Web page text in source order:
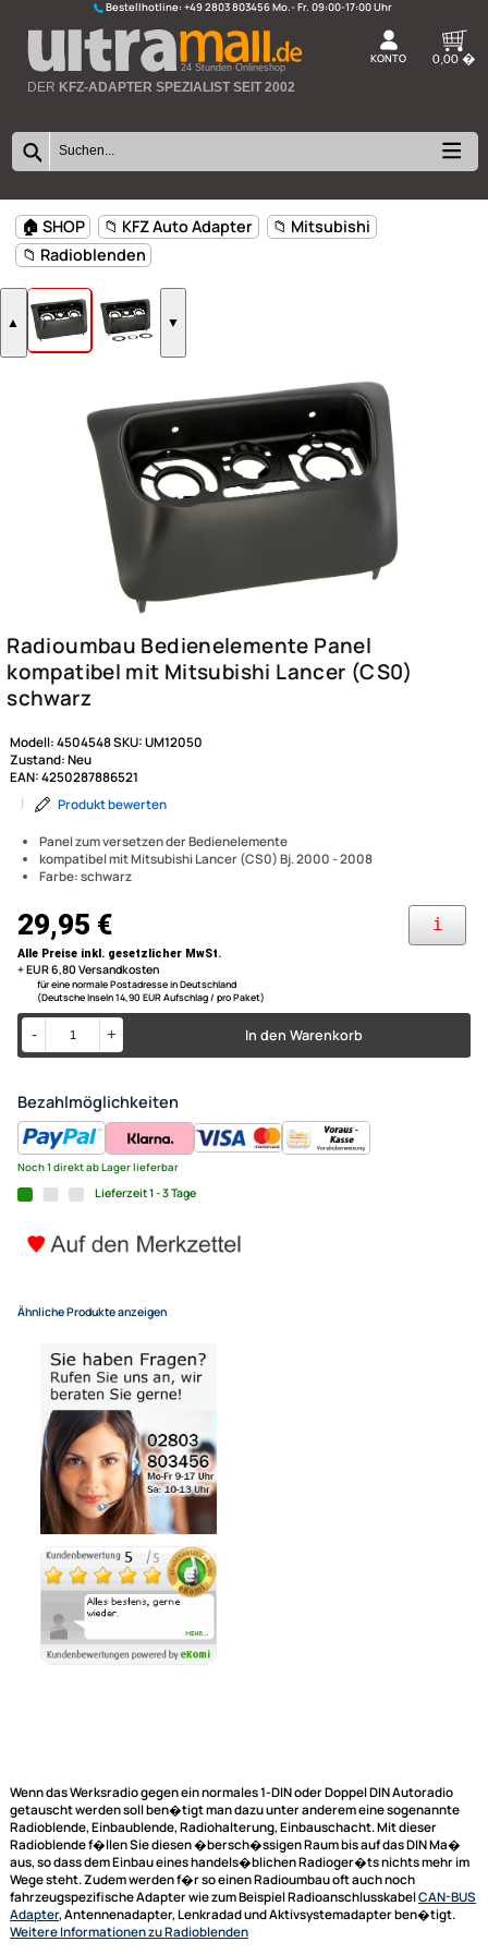
Bestellhotline:+49 2803 803456
24 Stunden Onlineshop
🏠 SHOP 📁 KFZ Auto Adapter
📁 Radioblenden
▲ ▼
Radioumbau
kompatibel mit Mitsubishi
schwarz
Panel zum versetzen der Bedienelemente
kompatibel mit Mitsubishi Lancer (CS0) Bj. 2000 - 2008
Farbe: schwarz
Zustand:Neu
EAN:4250287886521
29,95 €
Alle Preise inkl. gesetzlicher MwSt.
+ EUR 6,80 Versandkosten
(Deutsche Inseln 14,90 EUR Aufschlag / pro Paket)
Bezahlmöglichkeiten
Noch 1 direkt ab Lager lieferbar
Lieferzeit 1 - 3 Tage
Ähnliche Produkte anzeigen
Ultramall
Zahlungsarten
Wir versenden mit
Unsere Leistungen